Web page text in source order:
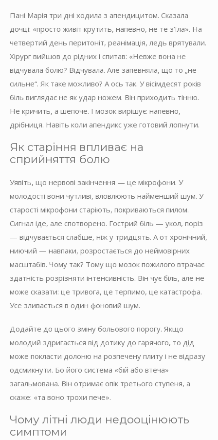
Пані Марія три дні ходила з апендицитом. Сказала
дочці: «просто живіт крутить, напевно, не те з’їла». На
четвертий день перитоніт, реанімація, ледь врятували.
Хірург вийшов до рідних і спитав: «Невже вона не
відчувала болю? Відчувала. Але запевняла, що то „не
сильне“. Як таке можливо? А ось так. У вісімдесят років
біль виглядає не як удар ножем. Він приходить тінню.
Не кричить, а шепоче. І мозок вирішує: напевно,
дрібниця. Навіть коли апендикс уже готовий лопнути.
Як старіння впливає на
сприйняття болю
Уявіть, що нервові закінчення — це мікрофони. У
молодості вони чутливі, вловлюють найменший шум. У
старості мікрофони старіють, покриваються пилом.
Сигнал іде, але спотворено. Гострий біль — укол, поріз
— відчувається слабше, ніж у тридцять. А от хронічний,
ниючий — навпаки, розростається до неймовірних
масштабів. Чому так? Тому що мозок пожилого втрачає
здатність розрізняти інтенсивність. Він чує біль, але не
може сказати: це тривога, це терпимо, це катастрофа.
Усе зливається в один фоновий шум.
Додайте до цього зміну больового порогу. Якщо
молодий здригається від дотику до гарячого, то дід
може покласти долоню на розпечену плиту і не відразу
одсмикнути. Бо його система «бій або втеча»
загальмована. Він отримає опік третього ступеня, а
скаже: «та воно трохи пече».
Чому літні люди недооцінюють
симптоми